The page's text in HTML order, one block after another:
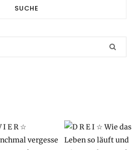
SUCHE